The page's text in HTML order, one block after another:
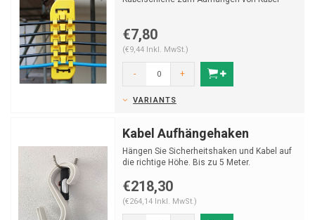
€7,80
(€9,44 Inkl. MwSt.)
- +
VARIANTS
Kabel Aufhängehaken
Hängen Sie Sicherheitshaken und Kabel auf
die richtige Höhe. Bis zu 5 Meter.
€218,30
(€264,14 Inkl. MwSt.)